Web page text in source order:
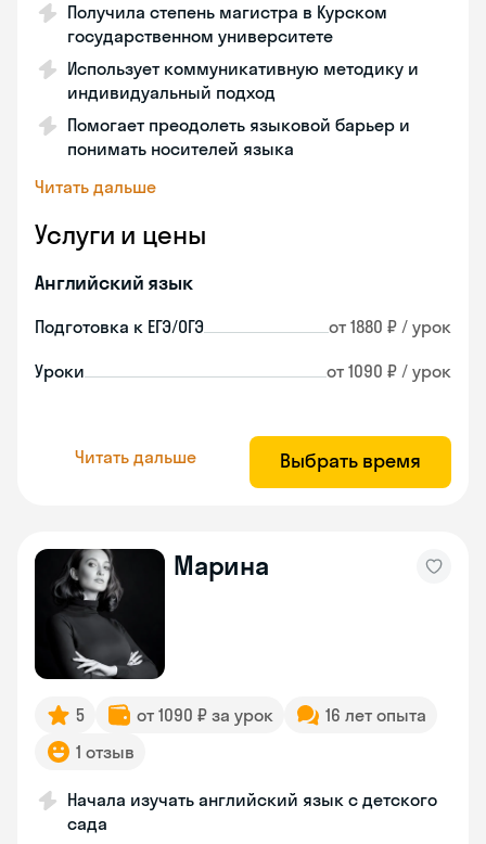
Получила степень магистра в Курском
государственном университете
Использует коммуникативную методику и
индивидуальный подход
Помогает преодолеть языковой барьер и
понимать носителей языка
Читать дальше
Услуги и цены
Английский язык
Подготовка к ЕГЭ/ОГЭ от 1880 ₽ / урок
Уроки от 1090 ₽ / урок
Читать дальше Выбрать время
Марина
5 от 1090 ₽ за урок
16 лет опыта
1 отзыв
Начала изучать английский язык с детского
сада